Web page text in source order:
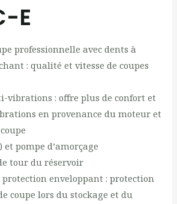
E
professionnelle avec dents à
: qualité et vitesse de coupes
vibrations : offre plus de confort et
en provenance du moteur et
et pompe d’amorçage
tour du réservoir
protection enveloppant : protection
coupe lors du stockage et du